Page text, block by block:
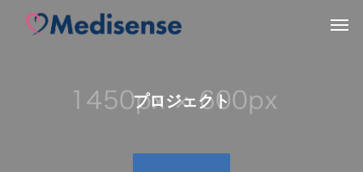
プロジェクト